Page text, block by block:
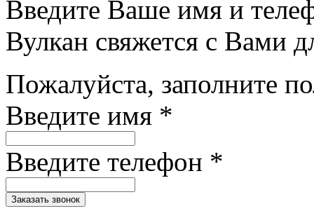
Введите Ваше имя и
Вулкан свяжется с Вами
Пожалуйста, заполните
Введите имя *
Введите телефон *